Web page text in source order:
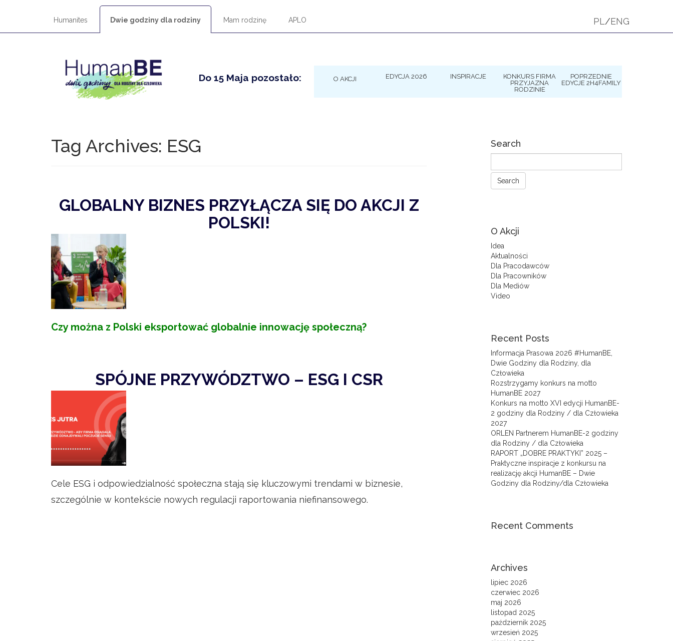
Humanites Dwie godziny dla rodziny Mam rodzinę APLO PL /ENG
Do 15 Maja pozostało: O AKCJI EDYCJA 2026 INSPIRACJE
KONKURS FIRMA
PRZYJAZNA
RODZINIE
POPRZEDNIE
EDYCJE 2H4FAMILY
Tag Archives: ESG
GLOBALNY BIZNES PRZYŁĄCZA SIĘ DO AKCJI Z
POLSKI!
Czy można z Polski eksportować globalnie innowację społeczną?
SPÓJNE PRZYWÓDZTWO – ESG I CSR
Cele ESG i odpowiedzialność społeczna stają się kluczowymi trendami w biznesie,
szczególnie w kontekście nowych regulacji raportowania niefinansowego.
Search
O Akcji
Idea
Aktualności
Dla Pracodawców
Dla Pracowników
Dla Mediów
Video
Recent Posts
Informacja Prasowa 2026 #HumanBE,
Dwie Godziny dla Rodziny, dla
Człowieka
Rozstrzygamy konkurs na motto
HumanBE 2027
Konkurs na motto XVI edycji HumanBE-
2 godziny dla Rodziny / dla Człowieka
2027
ORLEN Partnerem HumanBE-2 godziny
dla Rodziny / dla Człowieka
RAPORT „DOBRE PRAKTYKI” 2025 –
Praktyczne inspiracje z konkursu na
realizację akcji HumanBE – Dwie
Godziny dla Rodziny/dla Człowieka
Recent Comments
Archives
lipiec 2026
czerwiec 2026
maj 2026
listopad 2025
październik 2025
wrzesień 2025